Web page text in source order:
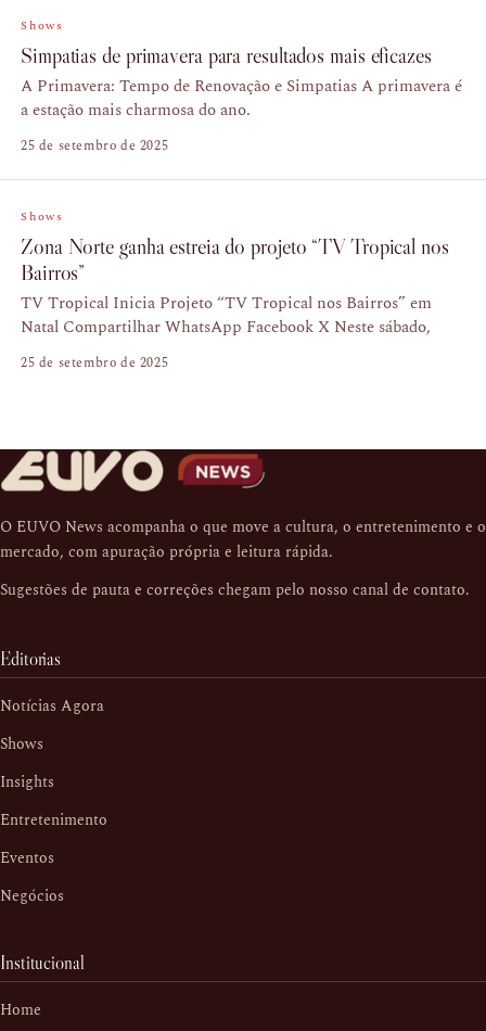
Shows
Simpatias de primavera para resultados mais eficazes
A Primavera: Tempo de Renovação e Simpatias A primavera é
a estação mais charmosa do ano.
25 de setembro de 2025
Shows
Zona Norte ganha estreia do projeto “TV Tropical nos
Bairros”
TV Tropical Inicia Projeto “TV Tropical nos Bairros” em
Natal Compartilhar WhatsApp Facebook X Neste sábado,
25 de setembro de 2025
O EUVO News acompanha o que move a cultura, o entretenimento e o
mercado, com apuração própria e leitura rápida.
Sugestões de pauta e correções chegam pelo nosso canal de contato.
Editorias
Notícias Agora
Shows
Insights
Entretenimento
Eventos
Negócios
Institucional
Home